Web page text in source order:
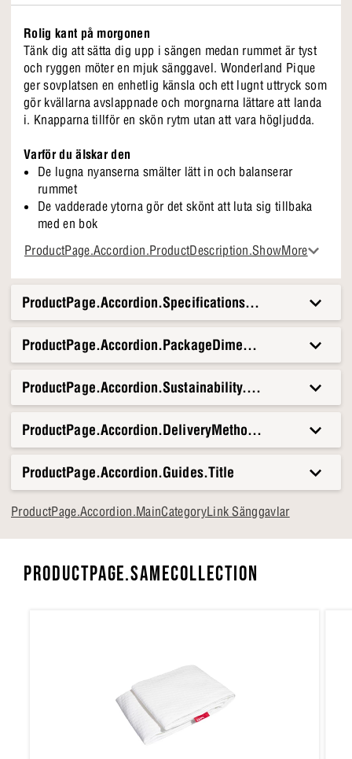
Rolig kant på morgonen
Tänk dig att sätta dig upp i sängen medan rummet är tyst
och ryggen möter en mjuk sänggavel. Wonderland Pique
ger sovplatsen en enhetlig känsla och ett lugnt uttryck som
gör kvällarna avslappnade och morgnarna lättare att landa
i. Knapparna tillför en skön rytm utan att vara högljudda.
Varför du älskar den
De lugna nyanserna smälter lätt in och balanserar
rummet
De vadderade ytorna gör det skönt att luta sig tillbaka
med en bok
Breda formen samlar sängen och skapar fokus i rummet
Knappdetaljerna ger en klassisk touch och lugn för ögat
En enkel start på dagen
När gardinerna öppnas för morgonljuset, hjälper
sänggaveln till att få sovrummet att kännas ljust och vaket.
Tonen känns fräsch och den lugna formen gör det lätt att
starta dagen utan att det blir stökigt runt omkring. Då blir
sängen inte bara platsen där du sover, utan också en mysig
plats för de första stunderna, den varma koppen i handen
ProductPage.Accordion.ProductDescription.ShowMore
ProductPage.Accordion.Specifications.Title
ProductPage.Accordion.Sustainability.Title
ProductPage.Accordion.DeliveryMethods.Title
ProductPage.Accordion.Guides.Title
ProductPage.Accordion.MainCategoryLink Sänggavlar
PRODUCTPAGE.SAMECOLLECTION